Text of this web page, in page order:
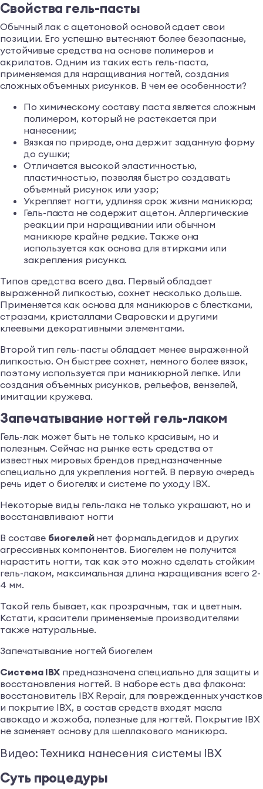
Свойства гель-пасты
Обычный лак с ацетоновой основой сдает свои
позиции. Его успешно вытесняют более безопасные,
устойчивые средства на основе полимеров и
акрилатов. Одним из таких есть гель-паста,
применяемая для наращивания ногтей, создания
сложных объемных рисунков. В чем ее особенности?
По химическому составу паста является сложным
полимером, который не растекается при
нанесении;
Вязкая по природе, она держит заданную форму
до сушки;
Отличается высокой эластичностью,
пластичностью, позволяя быстро создавать
объемный рисунок или узор;
Укрепляет ногти, удлиняя срок жизни маникюра;
Гель-паста не содержит ацетон. Аллергические
реакции при наращивании или обычном
маникюре крайне редкие. Также она
используется как основа для втирками или
закрепления рисунка.
Типов средства всего два. Первый обладает
выраженной липкостью, сохнет несколько дольше.
Применяется как основа для маникюров с блестками,
стразами, кристаллами Сваровски и другими
клеевыми декоративными элементами.
Второй тип гель-пасты обладает менее выраженной
липкостью. Он быстрее сохнет, немного более вязок,
поэтому используется при маникюрной лепке. Или
создания объемных рисунков, рельефов, вензелей,
имитации кружева.
Запечатывание ногтей гель-лаком
Гель-лак может быть не только красивым, но и
полезным. Сейчас на рынке есть средства от
известных мировых брендов предназначенные
специально для укрепления ногтей. В первую очередь
речь идет о биогелях и системе по уходу IBX.
Некоторые виды гель-лака не только украшают, но и
восстанавливают ногти
В составе биогелейнет формальдегидов и других
агрессивных компонентов. Биогелем не получится
нарастить ногти, так как это можно сделать стойким
гель-лаком, максимальная длина наращивания всего 2-
4 мм.
Такой гель бывает, как прозрачным, так и цветным.
Кстати, красители применяемые производителями
также натуральные.
Запечатывание ногтей биогелем
Система IBX предназначена специально для защиты и
восстановления ногтей. В наборе есть два флакона:
восстановитель IBX Repair, для поврежденных участков
и покрытие IBX, в состав средств входят масла
авокадо и жожоба, полезные для ногтей. Покрытие IBX
не заменяет основу для шеллакового маникюра.
Видео: Техника нанесения системы IBX
Суть процедуры